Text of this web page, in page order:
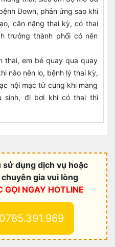
Down, phản ứng sao khi
cân nặng thai kỳ, có thai
trưởng thành phổi có nên
thai, em bé quay qua quay
nào nên lo, bệnh lý thai kỳ,
nội mạc tử cung khi mang
sinh, đi bơi khi có thai thì
sử dụng dịch vụ hoặc
gia vui lòng
GỌI NGAY HOTLINE
0785.391.969